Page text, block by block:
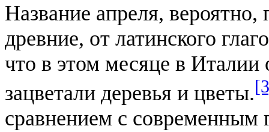
Название апреля,
древние, от латинского
что в этом месяце в Италии
зацветали деревья и цветы.
сравнением с современным